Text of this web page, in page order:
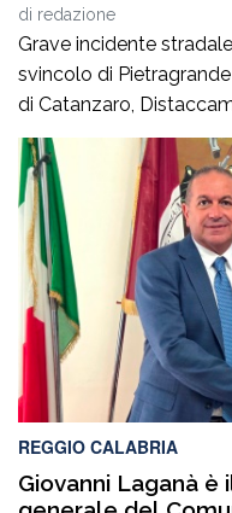
di redazione
Grave incidente
svincolo di
di Catanzaro,
intervenuti sulla
località Pietragrande,
ha coinvolto una Fiat
motocicletta.Nel
REGGIO CALABRIA
Giovanni Laganà